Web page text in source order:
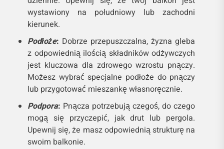
wystawiony na południowy lub zachodni
kierunek.
Podłoże: Dobrze przepuszczalna, żyzna gleba
z odpowiednią ilością składników odżywczych
jest kluczowa dla zdrowego wzrostu pnączy.
Możesz wybrać specjalne podłoże do pnączy
lub przygotować mieszankę własnoręcznie.
Podpora: Pnącza potrzebują czegoś, do czego
mogą się przyczepić, jak drut lub pergola.
Upewnij się, że masz odpowiednią strukturę na
swoim balkonie.